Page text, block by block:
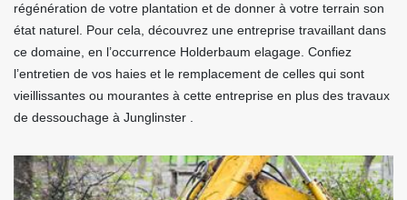
régénération de votre plantation et de donner à votre terrain son
état naturel. Pour cela, découvrez une entreprise travaillant dans
ce domaine, en l’occurrence Holderbaum elagage. Confiez
l’entretien de vos haies et le remplacement de celles qui sont
vieillissantes ou mourantes à cette entreprise en plus des travaux
de dessouchage à Junglinster .